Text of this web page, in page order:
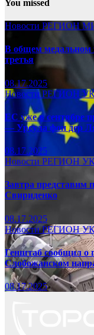
You missed
Новости РЕГИОН
В общем медальном
третья
08.17.2025
НовостиРЕГИОН
ЕС уже в сентябре
— Урсула фон дер
08.17.2025
Новости РЕГИОН
Завтра представим
Свириденко
08.17.2025
НовостиРЕГИОН
Генштаб сообщил о
Слобожанском
08.17.2025